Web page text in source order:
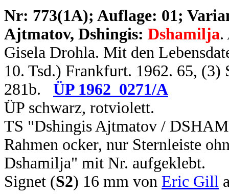
Nr: 773(1A); Auflage: 01;
Ajtmatov, Dshingis: Dshamilja.
Gisela Drohla. Mit den
10. Tsd.) Frankfurt. 1962. 65, (3)
281b.
ÜP 1962_0271/A
ÜP schwarz, rotviolett.
TS "Dshingis Ajtmatov /
Rahmen ocker, nur Sternleiste
Dshamilja" mit Nr. aufgeklebt.
Signet (S2) 16 mm von Eric Gill